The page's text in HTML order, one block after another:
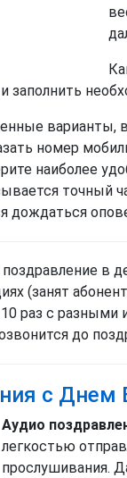
заполнить
варианты,
номер
наиболее
точный
дождаться
в
(занят
раз с разными
до
с Днем
Аудио
легкостью
прослушивания.